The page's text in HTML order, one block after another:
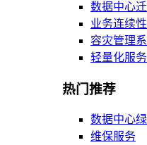
数据中心
业务连续
容灾管理
轻量化服务
热门推荐
数据中心
维保服务